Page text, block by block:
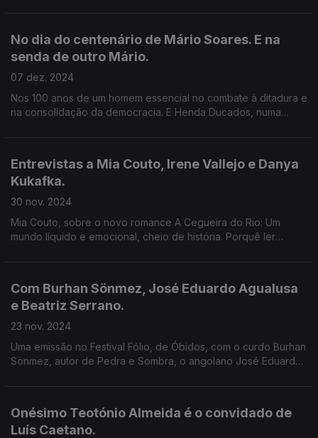
No dia do centenário de Mário Soares. E na
senda de outro Mário.
07 dez. 2024
Nos 100 anos de um homem essencial no combate à ditadura e
na consolidação da democracia. E Henda Ducados, numa
Entrevistas a Mia Couto, Irene Vallejo e Danya
Kukafka.
30 nov. 2024
Mia Couto, sobre o novo romance A Cegueira do Rio: Um
mundo líquido e emocional, cheio de história. Porquê ler
Com Burhan Sönmez, José Eduardo Agualusa
e Beatriz Serrano.
23 nov. 2024
Uma emissão no Festival Fólio, de Óbidos, com o curdo Burhan
Sönmez, autor de Pedra e Sombra, o angolano José Eduardo
Onésimo Teotónio Almeida é o convidado de
Luís Caetano.